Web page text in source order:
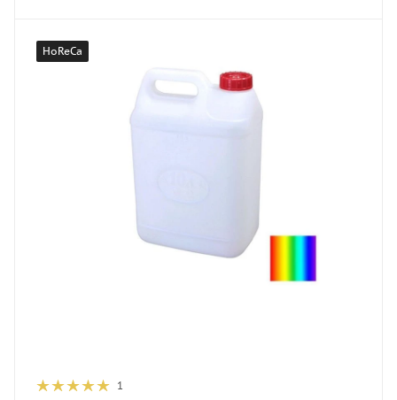
HoReCa
1